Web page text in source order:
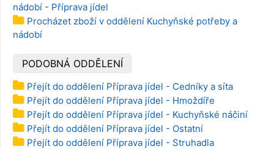
nádobí - Příprava jídel
Procházet zboží v oddělení Kuchyňské potřeby a
nádobí
PODOBNÁ ODDĚLENÍ
Přejít do oddělení Příprava jídel - Cedníky a síta
Přejít do oddělení Příprava jídel - Hmoždíře
Přejít do oddělení Příprava jídel - Kuchyňské náčiní
Přejít do oddělení Příprava jídel - Ostatní
Přejít do oddělení Příprava jídel - Struhadla